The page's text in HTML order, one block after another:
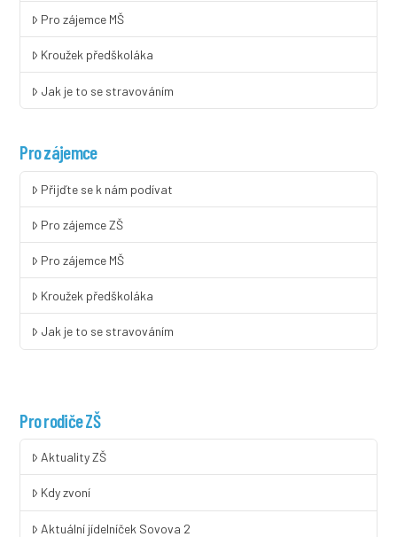
Pro zájemce MŠ
Kroužek předškoláka
Jak je to se stravováním
Pro zájemce
Přijďte se k nám podívat
Pro zájemce ZŠ
Pro zájemce MŠ
Kroužek předškoláka
Jak je to se stravováním
Pro rodiče ZŠ
Aktuality ZŠ
Kdy zvoní
Aktuální jídelníček Sovova 2